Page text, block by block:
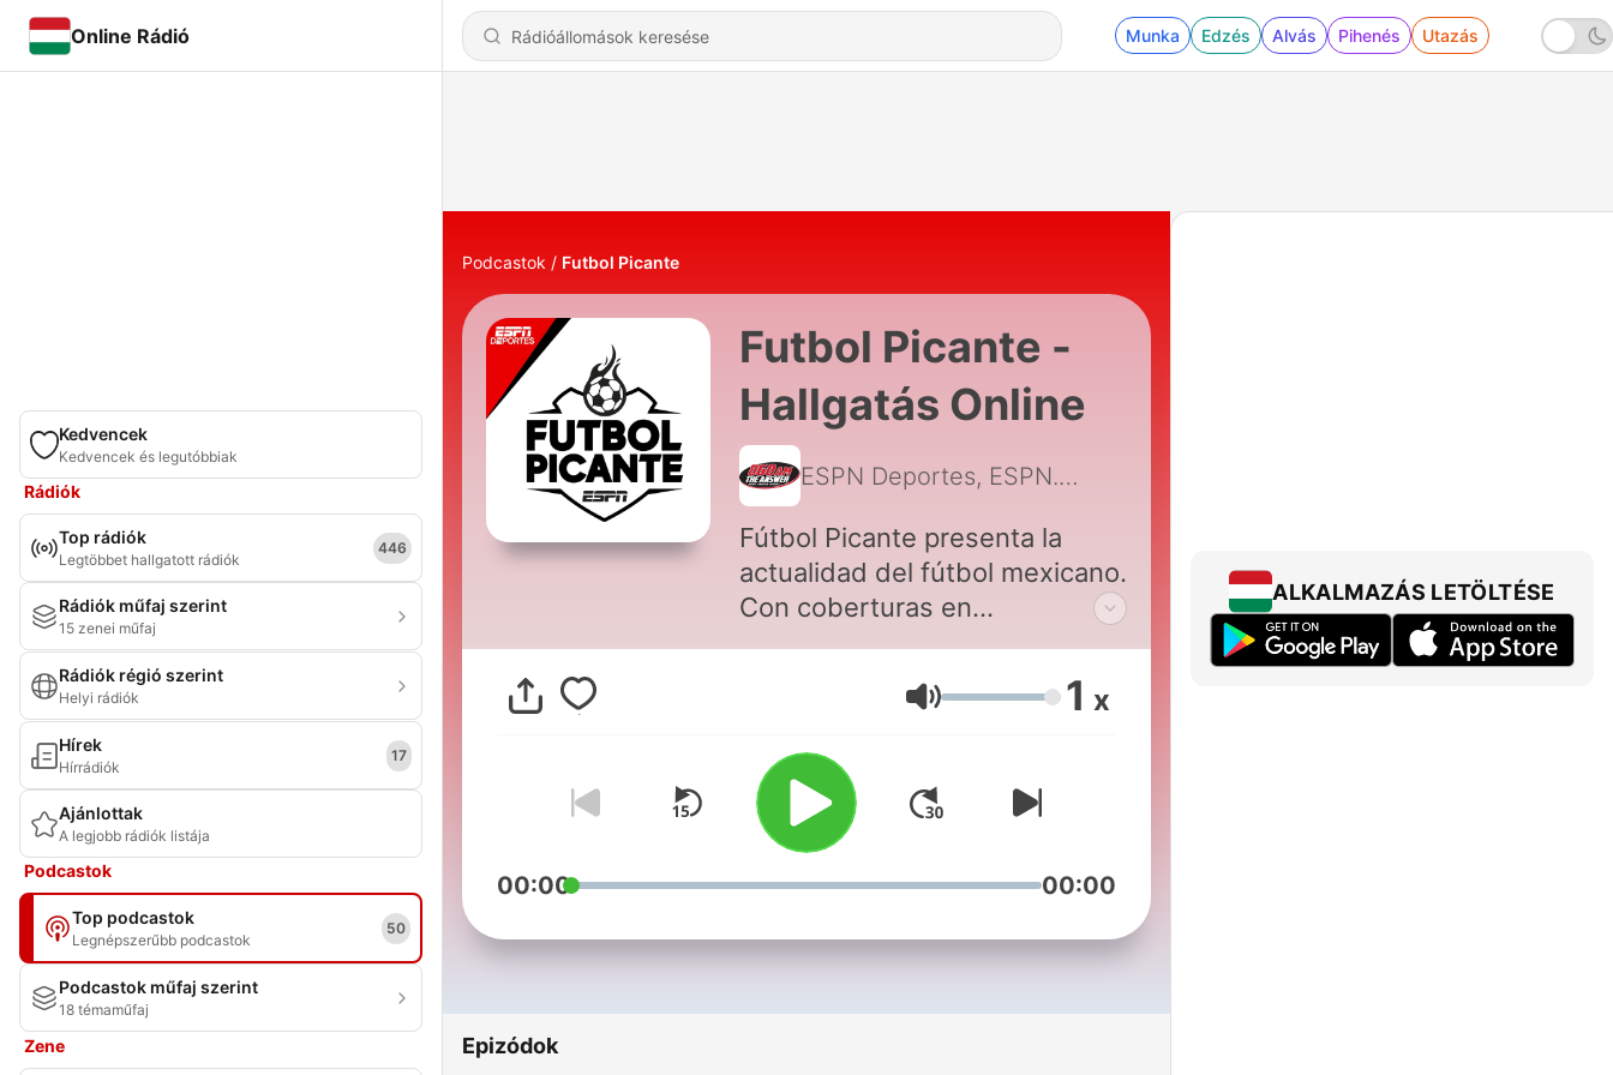
Online Rádió Munka Edzés Alvás Pihenés Utazás
Kedvencek
Kedvencek és legutóbbiak
Rádiók
Top rádiók
Legtöbbet hallgatott rádiók
446
Rádiók műfaj szerint
15 zenei műfaj
Rádiók régió szerint
Helyi rádiók
Hírek
Hírrádiók
17
Ajánlottak
A legjobb rádiók listája
Podcastok
Top podcastok
Legnépszerűbb podcastok
50
Podcastok műfaj szerint
18 témaműfaj
Zene
Podcastok Futbol Picante
Futbol Picante -
Hallgatás Online
ESPN Deportes, ESPN.com.mx, José Ramón Fernández, Rafael Puente
Fútbol Picante presenta la
actualidad del fútbol mexicano.
Con coberturas en
campamentos y toda la
información del balompié a
nivel mundial.
Hangerő 1 x
00:00 00:00
Epizódok
ALKALMAZÁS LETÖLTÉSE